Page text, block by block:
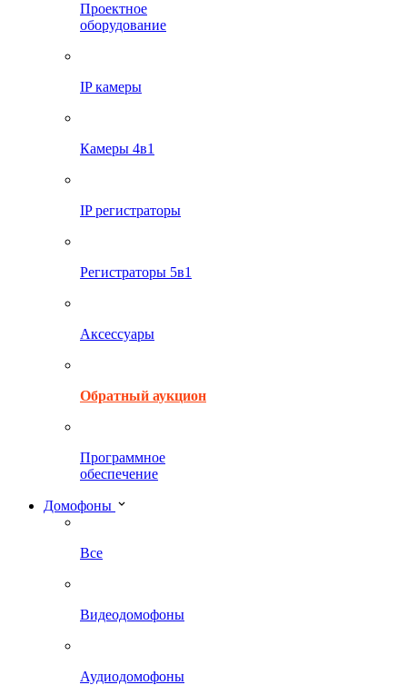
Проектное
оборудование
IP камеры
Камеры 4в1
IP регистраторы
Регистраторы 5в1
Аксессуары
Обратный аукцион
Программное
обеспечение
Домофоны
Все
Видеодомофоны
Аудиодомофоны